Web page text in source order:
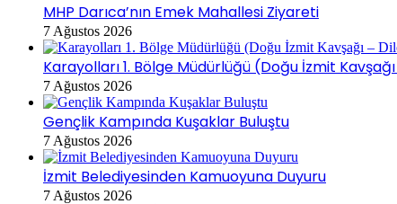
MHP Darıca’nın Emek Mahallesi Ziyareti
7 Ağustos 2026
Karayolları 1. Bölge Müdürlüğü (Doğu İzmit
7 Ağustos 2026
Gençlik Kampında Kuşaklar Buluştu
7 Ağustos 2026
İzmit Belediyesinden Kamuoyuna Duyuru
7 Ağustos 2026